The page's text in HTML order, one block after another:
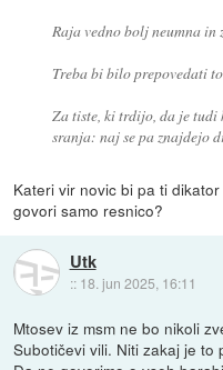
Raja vedno bolj neumna
Treba bi bilo prepovedati
Za tiste, ki trdijo, da je tudi
sranja: naj se pa znajdejo
Kateri vir novic bi pa ti
govori samo resnico?
Utk
:: 18. jun 2025, 16:11
Mtosev iz msm ne bo nikoli
Subotičevi vili. Niti zakaj je to